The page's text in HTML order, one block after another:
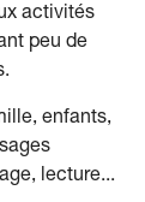
activités
peu de
enfants,
lecture...